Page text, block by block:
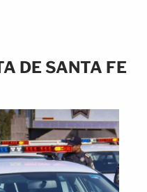
DE SANTA FE